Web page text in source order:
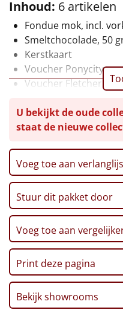
Mannen
Vrouwen
Duurzaam
Leuke
Goedkope
Uniek
Alle thema's
Artikel
Hitster NIEUW
Pizzarette
Tas
Inhoud: 6 artikelen
Fondue mok, incl.
Smeltchocolade, 50
Kerstkaart
Voucher Ponycity
Voucher Fletcher
U bekijkt de oude
staat de nieuwe
Voeg toe aan
Stuur dit pakket door
Voeg toe aan
Print deze pagina
Bekijk showrooms